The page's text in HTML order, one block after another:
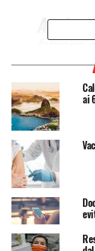
ha
per
legati
L’Agenzia di
ai